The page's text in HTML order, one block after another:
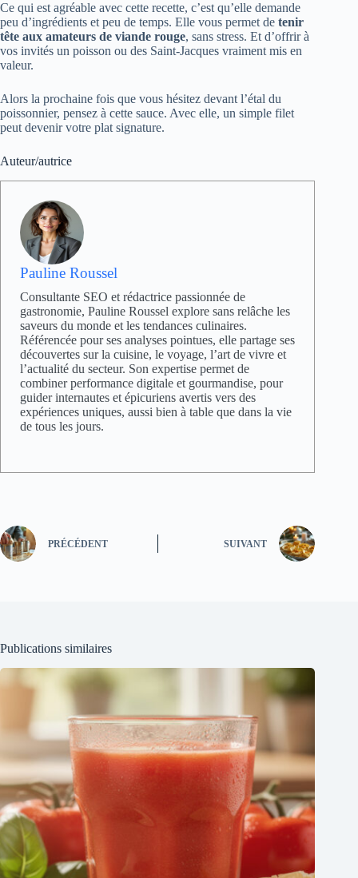
Ce qui est agréable avec cette recette, c’est qu’elle demande
peu d’ingrédients et peu de temps. Elle vous permet de tenir
tête aux amateurs de viande rouge, sans stress. Et d’offrir à
vos invités un poisson ou des Saint-Jacques vraiment mis en
valeur.
Alors la prochaine fois que vous hésitez devant l’étal du
poissonnier, pensez à cette sauce. Avec elle, un simple filet
peut devenir votre plat signature.
Auteur/autrice
Pauline Roussel
Consultante SEO et rédactrice passionnée de
gastronomie, Pauline Roussel explore sans relâche les
saveurs du monde et les tendances culinaires.
Référencée pour ses analyses pointues, elle partage ses
découvertes sur la cuisine, le voyage, l’art de vivre et
l’actualité du secteur. Son expertise permet de
combiner performance digitale et gourmandise, pour
guider internautes et épicuriens avertis vers des
expériences uniques, aussi bien à table que dans la vie
de tous les jours.
PRÉCÉDENT SUIVANT
Publications similaires